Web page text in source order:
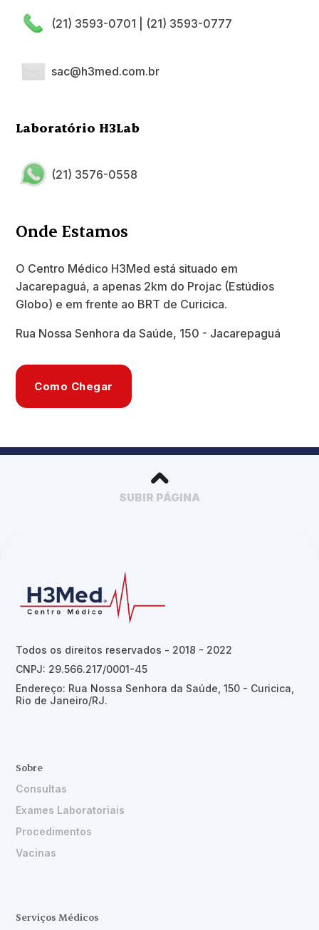
(21) 3593-0701 (21) 3593-0777
sac@h3med.com.br
Laboratório H3Lab
(21) 3576-0558
Onde Estamos
O Centro Médico H3Med está situado em
Jacarepaguá, a apenas 2km do Projac (Estúdios
Globo) e em frente ao BRT de Curicica.
Rua Nossa Senhora da Saúde, 150 - Jacarepaguá
Como Chegar
SUBIR PÁGINA
Todos os direitos reservados - 2018 - 2022
CNPJ: 29.566.217/0001-45
Endereço: Rua Nossa Senhora da Saúde, 150 - Curicica,
Rio de Janeiro/RJ.
Sobre
Consultas
Exames Laboratoriais
Procedimentos
Vacinas
Serviços Médicos